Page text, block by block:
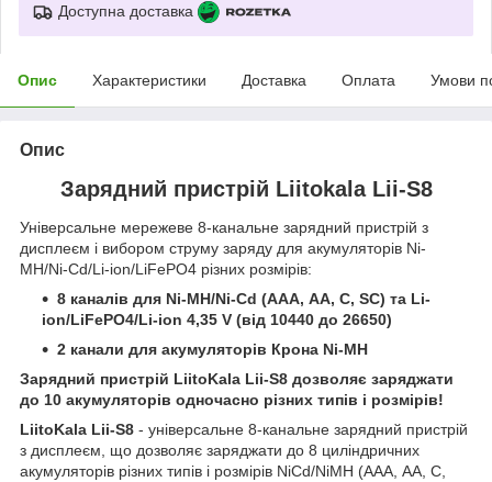
Доступна доставка
Опис Характеристики Доставка Оплата Умови
Опис
Зарядний пристрій Liitokala Lii-S8
Універсальне мережеве 8-канальне зарядний пристрій з
дисплеєм і вибором струму заряду для акумуляторів Ni-
MH/Ni-Cd/Li-ion/LiFePO4 різних розмірів:
8 каналів для Ni-MH/Ni-Cd (ААА, АА, С, SC) та Li-
ion/LiFePO4/Li-ion 4,35 V (від 10440 до 26650)
2 канали для акумуляторів Крона Ni-MH
Зарядний пристрій LiitoKala Lii-S8 дозволяє заряджати
до 10 акумуляторів одночасно різних типів і розмірів!
LiitoKala Lii-S8 - універсальне 8-канальне зарядний пристрій
з дисплеєм, що дозволяє заряджати до 8 циліндричних
акумуляторів різних типів і розмірів NiCd/NiMH (ААА, АА, C,